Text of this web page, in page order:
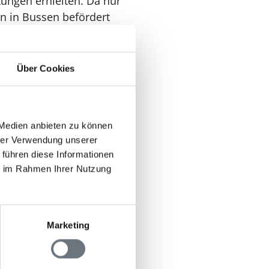
Über Cookies
anbieten zu können
Verwendung unserer
diese Informationen
Rahmen Ihrer Nutzung
Marketing
in Bussen befördert
seit 1958 Züge
sind noch älteren
zuständig.
um das in
Halbinsel südlich
ragte, durch
Hafen verfügte.
gegründet.